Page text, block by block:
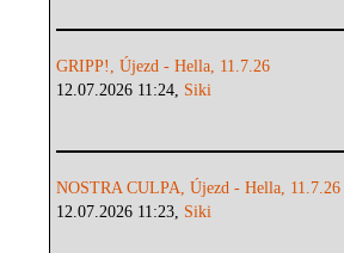
GRIPP!, Újezd - Hella, 11.7.26
12.07.2026 11:24, Siki
NOSTRA CULPA, Újezd - Hella, 11.7.26
12.07.2026 11:23, Siki